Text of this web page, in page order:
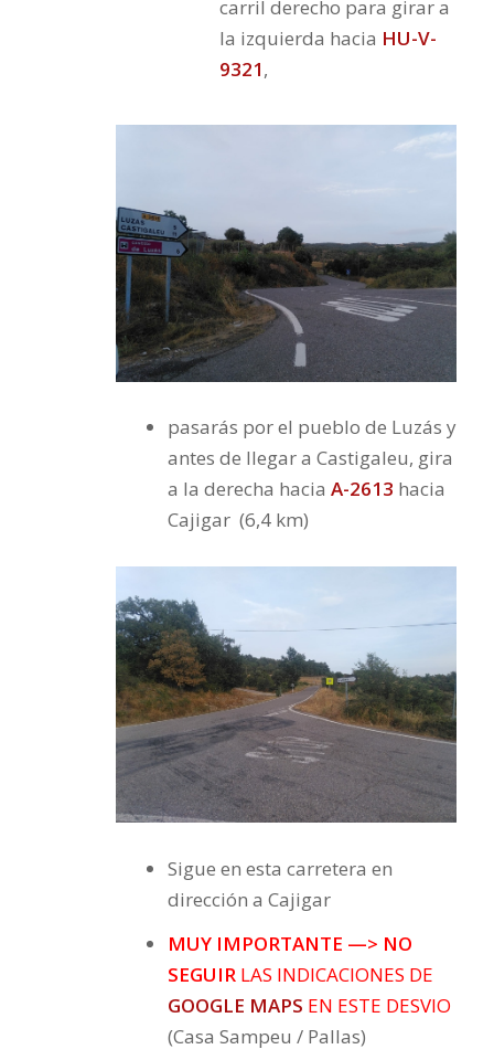
carril derecho para girar a
la izquierda hacia HU-V-
9321,
pasarás por el pueblo de Luzás y
antes de llegar a Castigaleu, gira
a la derecha hacia A-2613 hacia
Cajigar (6,4 km)
Sigue en esta carretera en
dirección a Cajigar
MUY IMPORTANTE —> NO
SEGUIR LAS INDICACIONES DE
GOOGLE MAPS EN ESTE DESVIO
(Casa Sampeu / Pallas)